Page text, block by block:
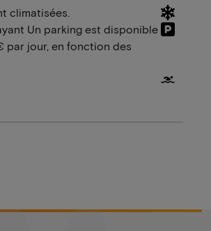
climatisées.
Un parking est disponible
par jour, en fonction des